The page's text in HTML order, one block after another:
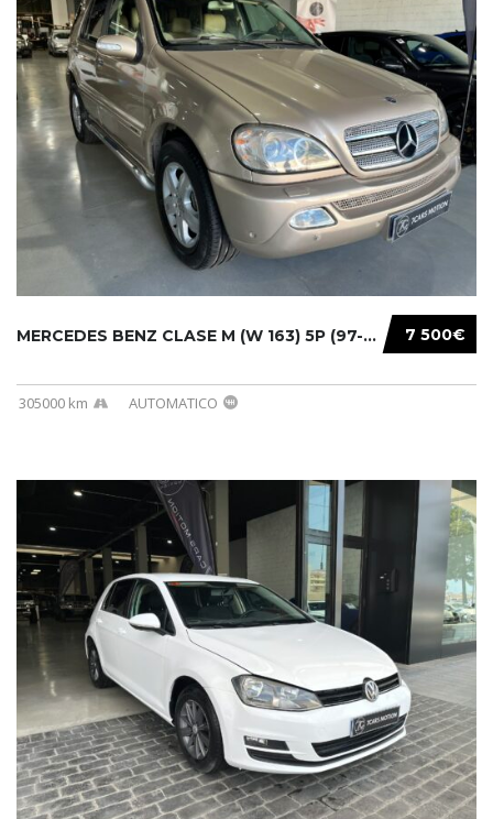
7 500€
MERCEDES BENZ CLASE M (W 163) 5P (97-05) 200...
305000 km AUTOMATICO